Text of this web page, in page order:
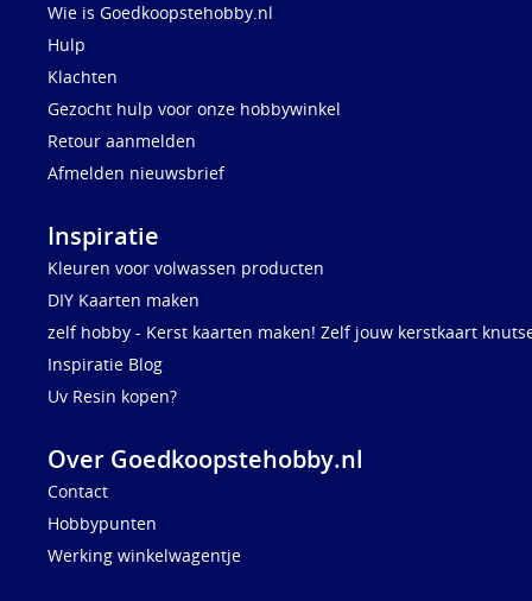
Wie is Goedkoopstehobby.nl
Hulp
Klachten
Gezocht hulp voor onze hobbywinkel
Retour aanmelden
Afmelden nieuwsbrief
Inspiratie
Kleuren voor volwassen producten
DIY Kaarten maken
zelf hobby - Kerst kaarten maken! Zelf jouw kerstkaart
Inspiratie Blog
Uv Resin kopen?
Over Goedkoopstehobby.nl
Contact
Hobbypunten
Werking winkelwagentje